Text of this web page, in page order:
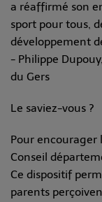
a réaffirmé son
sport pour tous,
développement
- Philippe
du Gers
Le saviez-vous ?
Pour encourager
Conseil
Ce dispositif
parents